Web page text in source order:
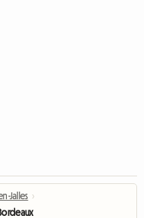
Jalles ›